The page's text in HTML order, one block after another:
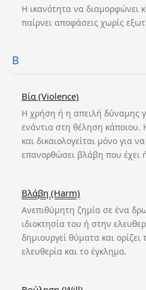
Η ικανότητα να διαμορφώνει
παίρνει αποφάσεις χωρίς
Β
Βία (Violence)
Η χρήση ή η απειλή δύναμης
ενάντια στη θέληση κάποιου.
και δικαιολογείται μόνο για
επανορθώσει βλάβη που έχει
Βλάβη (Harm)
Ανεπιθύμητη ζημία σε ένα
ιδιοκτησία του ή στην
δημιουργεί θύματα και
ελευθερία και το έγκλημα.